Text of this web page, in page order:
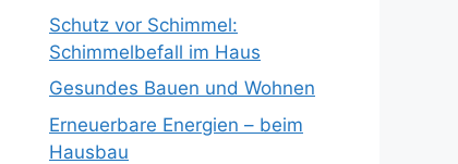
Schutz vor Schimmel:
Schimmelbefall im Haus
Gesundes Bauen und Wohnen
Erneuerbare Energien – beim
Hausbau